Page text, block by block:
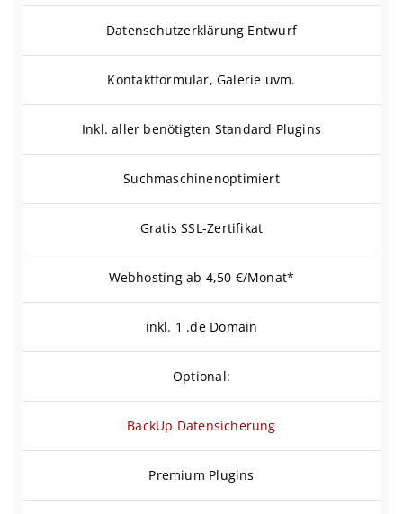
Datenschutzerklärung Entwurf
Kontaktformular, Galerie uvm.
Inkl. aller benötigten Standard Plugins
Suchmaschinenoptimiert
Gratis SSL-Zertifikat
Webhosting ab 4,50 €/Monat*
inkl. 1 .de Domain
Optional:
BackUp Datensicherung
Premium Plugins